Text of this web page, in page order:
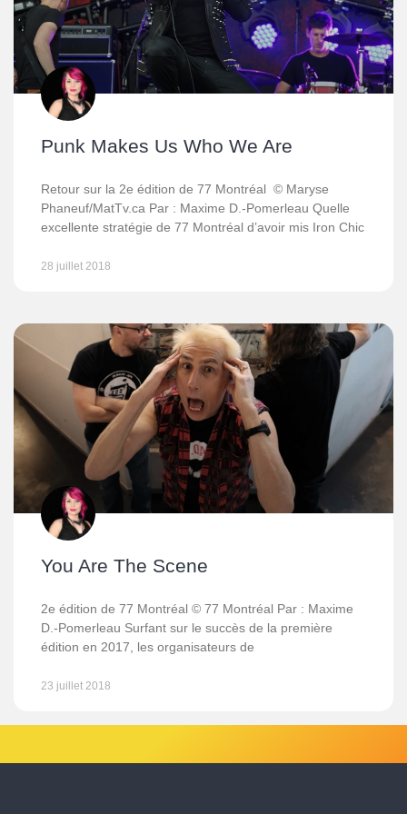
Punk Makes Us Who We Are
Retour sur la 2e édition de 77 Montréal © Maryse
Phaneuf/MatTv.ca Par : Maxime D.-Pomerleau Quelle
excellente stratégie de 77 Montréal d’avoir mis Iron Chic
28 juillet 2018
You Are The Scene
2e édition de 77 Montréal © 77 Montréal Par : Maxime
D.-Pomerleau Surfant sur le succès de la première
édition en 2017, les organisateurs de
23 juillet 2018